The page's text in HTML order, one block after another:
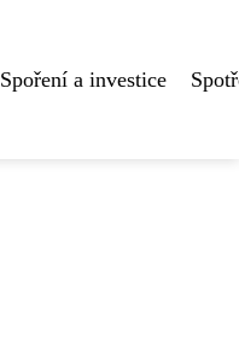
Spoření a investice